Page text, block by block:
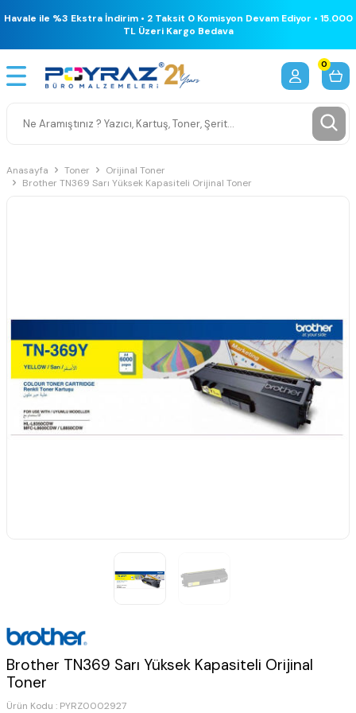
Havale ile %3 Ekstra İndirim • 2 Taksit 0 Komisyon Devam Ediyor • 15.000
TL Üzeri Kargo Bedava
0
Anasayfa Toner
Orijinal Toner
Brother TN369 Sarı Yüksek Kapasiteli Orijinal Toner
Brother TN369 Sarı Yüksek Kapasiteli Orijinal
Toner
Ürün Kodu : PYRZ0002927